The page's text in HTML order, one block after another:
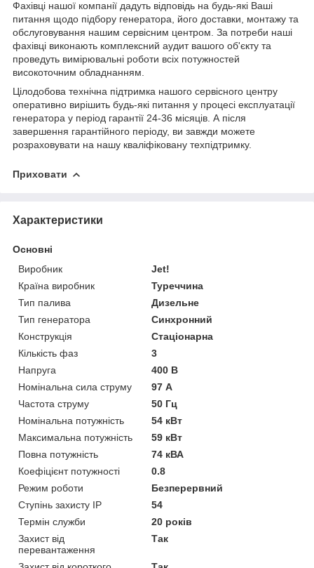
Фахівці нашої компанії дадуть відповідь на будь-які Ваші
питання щодо підбору генератора, його доставки, монтажу та
обслуговування нашим сервісним центром. За потреби наші
фахівці виконають комплексний аудит вашого об'єкту та
проведуть вимірювальні роботи всіх потужностей
високоточним обладнанням.
Цілодобова технічна підтримка нашого сервісного центру
оперативно вирішить будь-які питання у процесі експлуатації
генератора у період гарантії 24-36 місяців. А після
завершення гарантійного періоду, ви завжди можете
розраховувати на нашу кваліфіковану техпідтримку.
Приховати
Характеристики
Основні
Виробник
Jet!
Країна виробник
Туреччина
Тип палива
Дизельне
Тип генератора
Синхронний
Конструкція
Стаціонарна
Кількість фаз
3
Напруга
400 В
Номінальна сила струму
97 А
Частота струму
50 Гц
Номінальна потужність
54 кВт
Максимальна потужність
59 кВт
Повна потужність
74 кВА
Коефіцієнт потужності
0.8
Режим роботи
Безперервний
Ступінь захисту IP
54
Термін служби
20 років
Захист від
перевантаження
Так